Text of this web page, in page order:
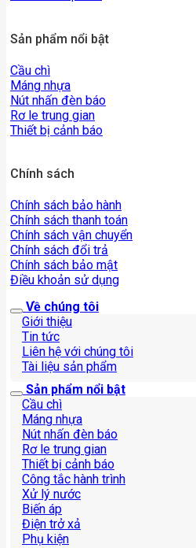
Sản phẩm nổi bật
Cầu chì
Máng nhựa
Nút nhấn đèn báo
Rơ le trung gian
Thiết bị cảnh báo
Chính sách
Chính sách bảo hành
Chính sách thanh toán
Chính sách vận chuyển
Chính sách đổi trả
Chính sách bảo mật
Điều khoản sử dụng
Về chúng tôi
Giới thiệu
Tin tức
Liên hệ với chúng tôi
Tài liệu sản phẩm
Sản phẩm nổi bật
Cầu chì
Máng nhựa
Nút nhấn đèn báo
Rơ le trung gian
Thiết bị cảnh báo
Công tắc hành trình
Xử lý nước
Biến áp
Điện trở xả
Phụ kiện